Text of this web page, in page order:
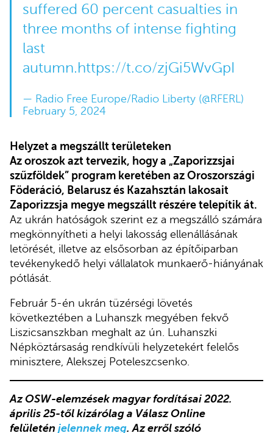
suffered 60 percent casualties in
three months of intense fighting
last
autumn.https://t.co/zjGi5WvGpI
— Radio Free Europe/Radio Liberty (@RFERL)
February 5, 2024
Helyzet a megszállt területeken
Az oroszok azt tervezik, hogy a „Zaporizzsjai
szűzföldek” program keretében az Oroszországi
Föderáció, Belarusz és Kazahsztán lakosait
Zaporizzsja megye megszállt részére telepítik át.
Az ukrán hatóságok szerint ez a megszálló számára
megkönnyítheti a helyi lakosság ellenállásának
letörését, illetve az elsősorban az építőiparban
tevékenykedő helyi vállalatok munkaerő-hiányának
pótlását.
Február 5-én ukrán tüzérségi lövetés
következtében a Luhanszk megyében fekvő
Liszicsanszkban meghalt az ún. Luhanszki
Népköztársaság rendkívüli helyzetekért felelős
minisztere, Alekszej Poteleszcsenko.
Az OSW-elemzések magyar fordításai 2022.
április 25-től kizárólag a Válasz Online
felületén jelennek meg. Az erről szóló